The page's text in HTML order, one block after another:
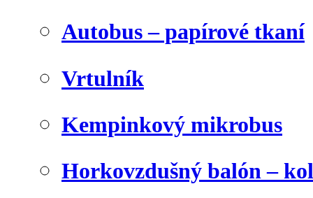
Autobus – papírové tkaní
Vrtulník
Kempinkový mikrobus
Horkovzdušný balón –